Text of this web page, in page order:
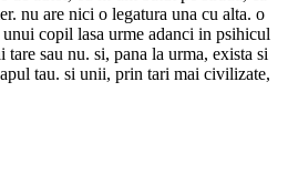
nu are nici o legatura una cu alta. o
copil lasa urme adanci in psihicul
tare sau nu. si, pana la urma, exista si
tau. si unii, prin tari mai civilizate,